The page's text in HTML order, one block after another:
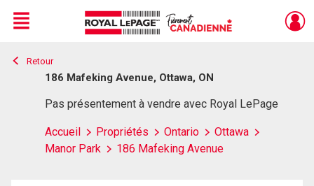
Live
En Direct
Menu
Retour
186 Mafeking Avenue, Ottawa, ON
Pas présentement à vendre avec Royal LePage
Accueil Propriétés Ontario
Ottawa
Manor Park
186 Mafeking Avenue